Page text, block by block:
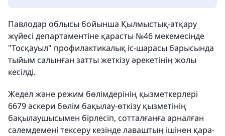
Павлодар облысы бойынша Қылмыстық-атқару
жүйесі департаментіне қарасты №46 мекемесінде
"Тосқауыл" профилактикалық іс-шарасы барысында
тыйым салынған затты жеткізу әрекетінің жолы
кесілді.
Жедел және режим бөлімдерінің қызметкерлері
6679 әскери бөлім бақылау-өткізу қызметінің
бақылаушысымен бірлесіп, сотталғанға арналған
сәлемдемені тексеру кезінде лаваштың ішінен қара-